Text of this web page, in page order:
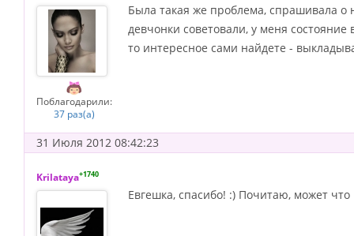
Поблагодарили:
37 раз(а)
Была такая же проблема, спрашивала о
девчонки советовали, у меня
то интересное сами найдете -
31 Июля 2012 08:42:23
Krilataya+1740
Евгешка, спасибо! :) Почитаю, может